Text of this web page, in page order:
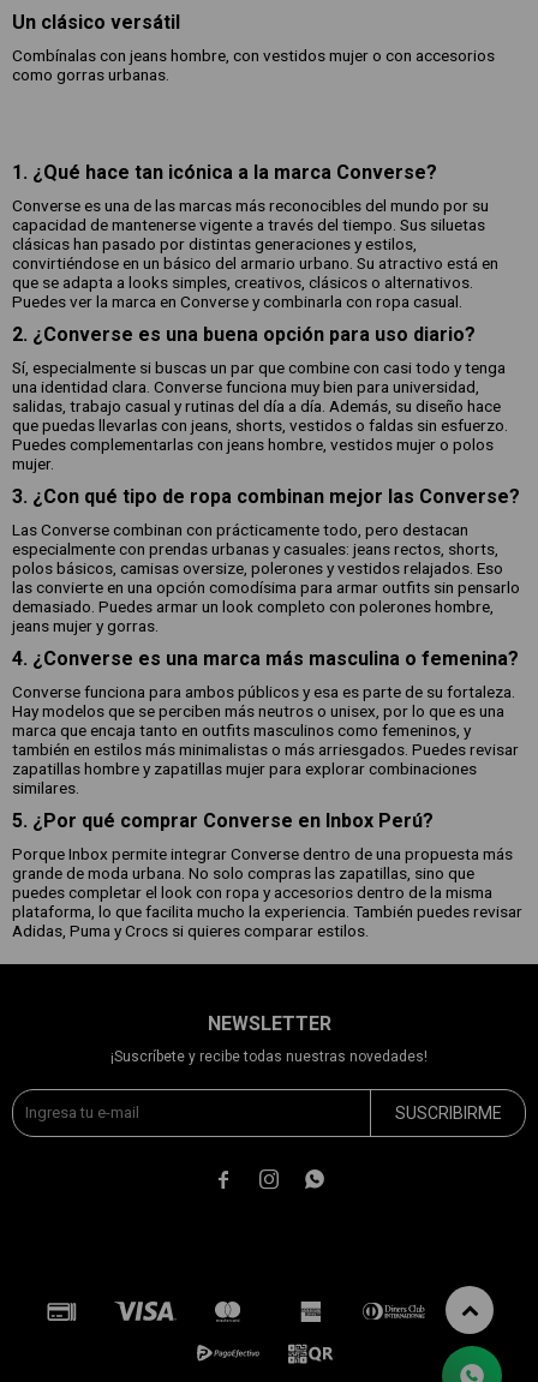
Un clásico versátil
Combínalas con jeans hombre, con vestidos mujer o con accesorios
como gorras urbanas.
1. ¿Qué hace tan icónica a la marca Converse?
Converse es una de las marcas más reconocibles del mundo por su
capacidad de mantenerse vigente a través del tiempo. Sus siluetas
clásicas han pasado por distintas generaciones y estilos,
convirtiéndose en un básico del armario urbano. Su atractivo está en
que se adapta a looks simples, creativos, clásicos o alternativos.
Puedes ver la marca en Converse y combinarla con ropa casual.
2. ¿Converse es una buena opción para uso diario?
Sí, especialmente si buscas un par que combine con casi todo y tenga
una identidad clara. Converse funciona muy bien para universidad,
salidas, trabajo casual y rutinas del día a día. Además, su diseño hace
que puedas llevarlas con jeans, shorts, vestidos o faldas sin esfuerzo.
Puedes complementarlas con jeans hombre, vestidos mujer o polos
mujer.
3. ¿Con qué tipo de ropa combinan mejor las Converse?
Las Converse combinan con prácticamente todo, pero destacan
especialmente con prendas urbanas y casuales: jeans rectos, shorts,
polos básicos, camisas oversize, polerones y vestidos relajados. Eso
las convierte en una opción comodísima para armar outfits sin pensarlo
demasiado. Puedes armar un look completo con polerones hombre,
jeans mujer y gorras.
4. ¿Converse es una marca más masculina o femenina?
Converse funciona para ambos públicos y esa es parte de su fortaleza.
Hay modelos que se perciben más neutros o unisex, por lo que es una
marca que encaja tanto en outfits masculinos como femeninos, y
también en estilos más minimalistas o más arriesgados. Puedes revisar
zapatillas hombre y zapatillas mujer para explorar combinaciones
similares.
5. ¿Por qué comprar Converse en Inbox Perú?
Porque Inbox permite integrar Converse dentro de una propuesta más
grande de moda urbana. No solo compras las zapatillas, sino que
puedes completar el look con ropa y accesorios dentro de la misma
plataforma, lo que facilita mucho la experiencia. También puedes revisar
Adidas, Puma y Crocs si quieres comparar estilos.
NEWSLETTER
¡Suscríbete y recibe todas nuestras novedades!
SUSCRIBIRME
  